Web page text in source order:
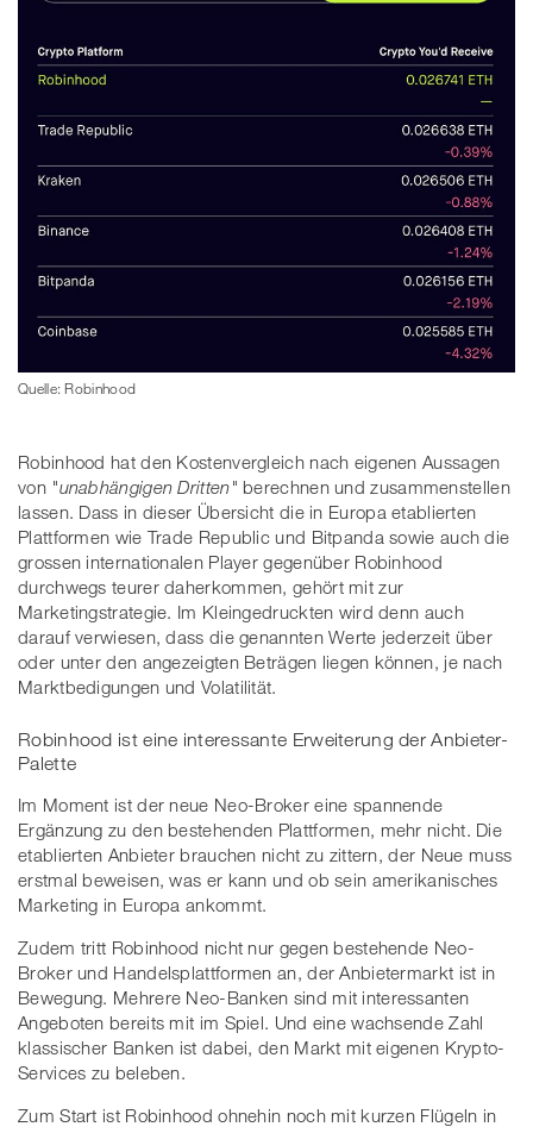
Quelle: Robinhood
Robinhood hat den Kostenvergleich nach eigenen Aussagen
von "unabhängigen Dritten" berechnen und zusammenstellen
lassen. Dass in dieser Übersicht die in Europa etablierten
Plattformen wie Trade Republic und Bitpanda sowie auch die
grossen internationalen Player gegenüber Robinhood
durchwegs teurer daherkommen, gehört mit zur
Marketingstrategie. Im Kleingedruckten wird denn auch
darauf verwiesen, dass die genannten Werte jederzeit über
oder unter den angezeigten Beträgen liegen können, je nach
Marktbedigungen und Volatilität.
Robinhood ist eine interessante Erweiterung der Anbieter-
Palette
Im Moment ist der neue Neo-Broker eine spannende
Ergänzung zu den bestehenden Plattformen, mehr nicht. Die
etablierten Anbieter brauchen nicht zu zittern, der Neue muss
erstmal beweisen, was er kann und ob sein amerikanisches
Marketing in Europa ankommt.
Zudem tritt Robinhood nicht nur gegen bestehende Neo-
Broker und Handelsplattformen an, der Anbietermarkt ist in
Bewegung. Mehrere Neo-Banken sind mit interessanten
Angeboten bereits mit im Spiel. Und eine wachsende Zahl
klassischer Banken ist dabei, den Markt mit eigenen Krypto-
Services zu beleben.
Zum Start ist Robinhood ohnehin noch mit kurzen Flügeln in